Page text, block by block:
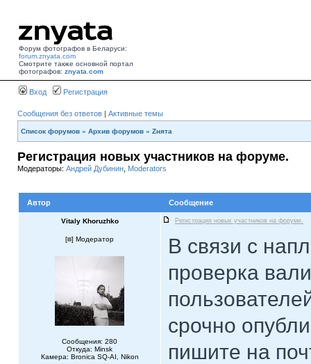
Форум фотографов в Беларуси:
forum.znyata.com
Смотрите также основной портал
фотографов: znyata.com
Вход Регистрация
Сообщения без ответов | Активные темы
Список форумов » Архив форумов » Zнята
Регистрация новых участников на форуме.
Модераторы: Андрей Дубинин Moderators
Автор Сообщение
Vitaly Khoruzhko Регистрация новых участников на форуме.
[ ] Модератор
Сообщения: 280
Откуда: Minsk
Камера: Bronica SQ-AI, Nikon
В связи с
проверка
срочно
пишите на